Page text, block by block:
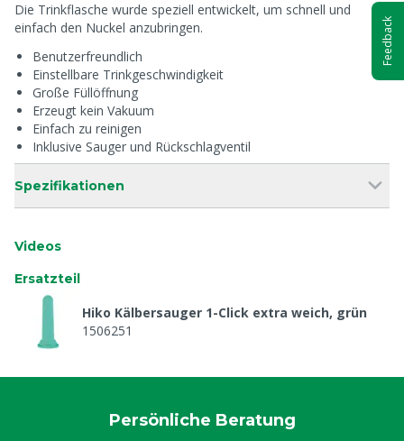
Die Trinkflasche wurde speziell entwickelt, um schnell und
einfach den Nuckel anzubringen.
Benutzerfreundlich
Einstellbare Trinkgeschwindigkeit
Große Füllöffnung
Erzeugt kein Vakuum
Einfach zu reinigen
Inklusive Sauger und Rückschlagventil
Spezifikationen
Videos
Ersatzteil
Hiko Kälbersauger 1-Click extra weich, grün
1506251
Persönliche Beratung
Feedback